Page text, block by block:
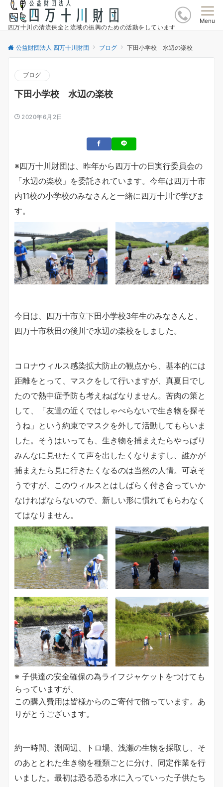
四万十川の清流保全と流域の振興のための活動をしています
Menu
公益財団法人 四万十川財団 ブログ 下田小学校 水辺の楽校
ブログ
下田小学校 水辺の楽校
2020年6月2日
※四万十川財団は、昨年から四万十の日実行委員会の
「水辺の楽校」を委託されています。今年は四万十市
内11校の小学校のみなさんと一緒に四万十川で学びま
す。
今日は、四万十市立下田小学校3年生のみなさんと、
四万十市秋田の後川で水辺の楽校をしました。
コロナウィルス感染拡大防止の観点から、基本的には
距離をとって、マスクをして行いますが、真夏日でし
たので熱中症予防も考えねばなりません。苦肉の策と
して、「友達の近くではしゃべらないで生き物を探そ
うね」という約束でマスクを外して活動してもらいま
した。そうはいっても、生き物を捕まえたらやっぱり
みんなに見せたくて声を出したくなりますし、誰かが
捕まえたら見に行きたくなるのは当然の人情。可哀そ
うですが、このウィルスとはしばらく付き合っていか
なければならないので、新しい形に慣れてもらわなく
てはなりません。
※ 子供達の安全確保の為ライフジャケットをつけても
らっていますが、
この購入費用は皆様からのご寄付で賄っています。あ
りがとうございます。
約一時間、淵周辺、トロ場、浅瀬の生物を採取し、そ
のあととれた生き物を種類ごとに分け、同定作業を行
いました。最初は恐る恐る水に入っていった子供たち